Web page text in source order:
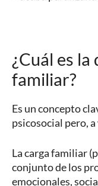
¿Cuál es
familiar?
Es un concepto
psicosocial pero,
La carga familiar
conjunto de los
emocionales,